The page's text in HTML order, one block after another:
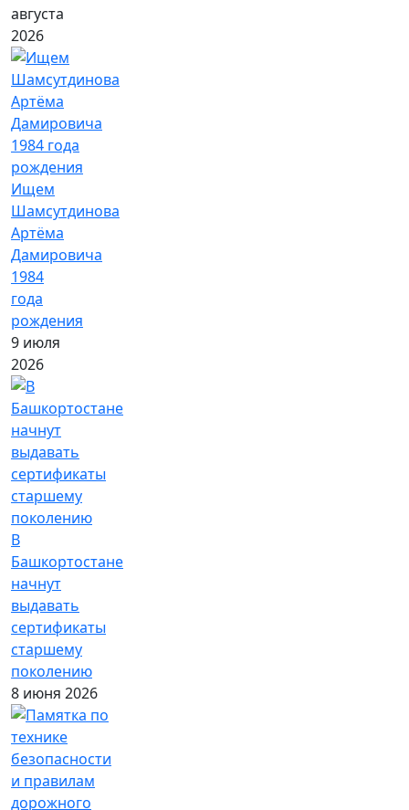
августа
2026
Ищем
Шамсутдинова
Артёма
Дамировича
1984
года
рождения
9 июля
2026
В
Башкортостане
начнут
выдавать
сертификаты
старшему
поколению
8 июня 2026